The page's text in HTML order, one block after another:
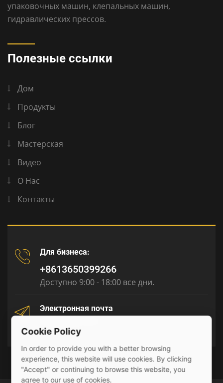
упаковочных машин, клепальных машин,
гидравлических прессов.
Полезные ссылки
Дом
Продукты
Блог
Мастерская
Видео
О Нас
Контакты
Для бизнеса:
+8613650399266
Доступно 9:00 - 18:00 все дни.
Электронная почта
Cookie Policy
In order to provide you with a better browsing
experience, this website will use cookies. By clicking
"Accept" or continuing to browse this website, you
agree to our use of cookies.